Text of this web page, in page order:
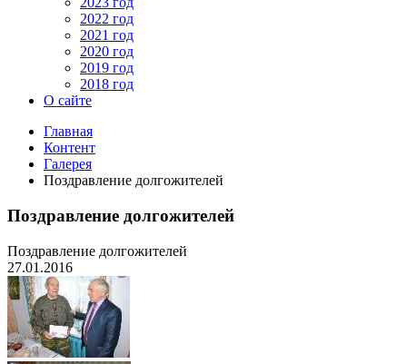
2022 год
2021 год
2020 год
2019 год
2018 год
О сайте
Главная
Контент
Галерея
Поздравление долгожителей
Поздравление долгожителей
Поздравление долгожителей
27.01.2016